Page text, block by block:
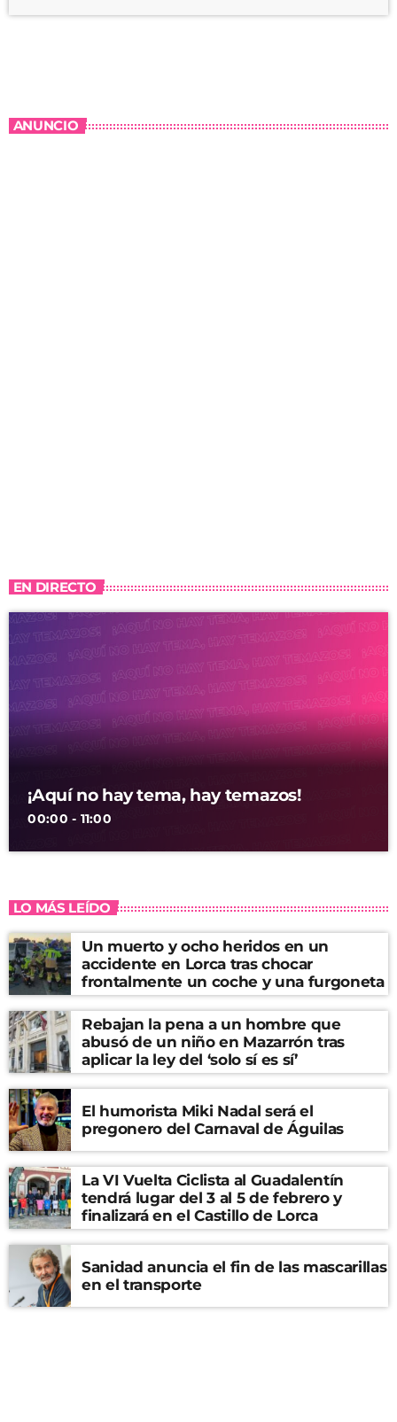
ANUNCIO
EN DIRECTO
¡Aquí no hay tema, hay temazos!
00:00 - 11:00
LO MÁS LEÍDO
Un muerto y ocho heridos en un
accidente en Lorca tras chocar
frontalmente un coche y una furgoneta
Rebajan la pena a un hombre que
abusó de un niño en Mazarrón tras
aplicar la ley del ‘solo sí es sí’
El humorista Miki Nadal será el
pregonero del Carnaval de Águilas
La VI Vuelta Ciclista al Guadalentín
tendrá lugar del 3 al 5 de febrero y
finalizará en el Castillo de Lorca
Sanidad anuncia el fin de las mascarillas
en el transporte